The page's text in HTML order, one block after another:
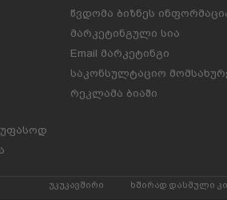
უფასოდ
წვდომა ბიზნეს
მარკეტინგული სია
Email მარკეტინგი
საკონსულტაციო
რეკლამა ბიაში
უკუკავშირი ხშირად დასმული